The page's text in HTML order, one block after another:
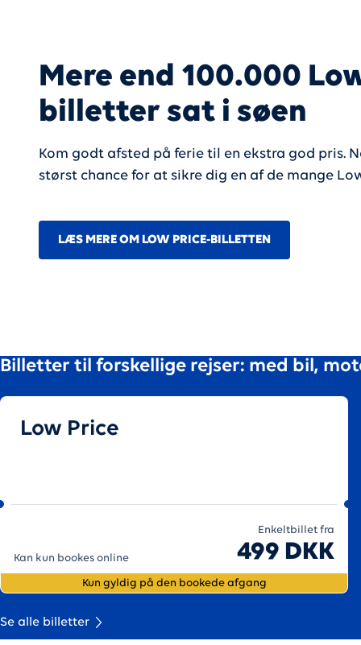
Mere end 100.000
billetter sat i søen
Kom godt afsted på ferie til en ekstra god pris.
størst chance for at sikre dig en af de mange
LÆS MERE OM LOW PRICE-BILLETTEN
Billetter til forskellige rejser: med bil,
Low Price
Kan kun bookes online
Enkeltbillet fra
499 DKK
Kun gyldig på den bookede afgang
Se alle billetter